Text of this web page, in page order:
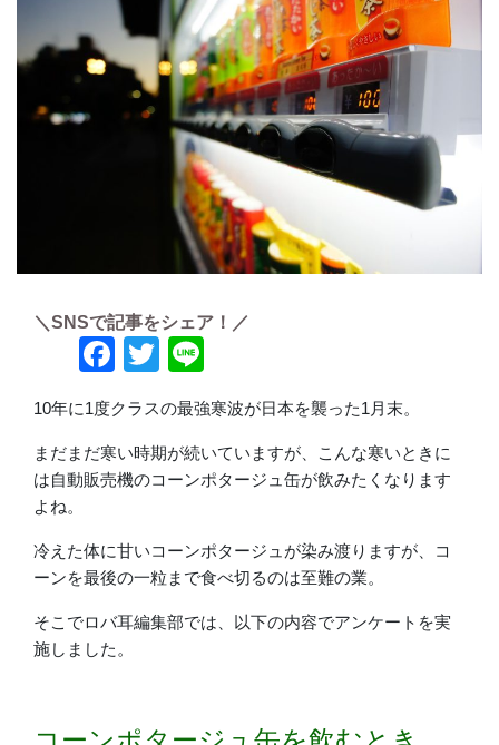
＼SNSで記事をシェア！／
Facebook
Twitter
10年に1度クラスの最強寒波が日本を襲った1月末。
まだまだ寒い時期が続いていますが、こんな寒いときに
は自動販売機のコーンポタージュ缶が飲みたくなります
よね。
冷えた体に甘いコーンポタージュが染み渡りますが、コ
ーンを最後の一粒まで食べ切るのは至難の業。
そこでロバ耳編集部では、以下の内容でアンケートを実
施しました。